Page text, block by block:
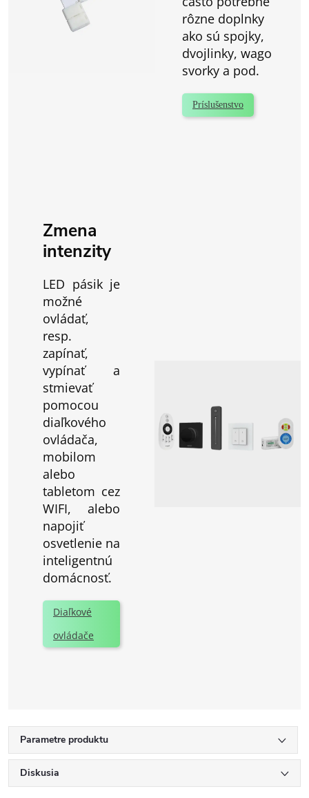
rôzne doplnky
ako sú spojky,
dvojlinky, wago
svorky a pod.
Príslušenstvo
Zmena
intenzity
LED pásik je
možné
ovládať,
resp.
zapínať,
vypínať a
stmievať
pomocou
diaľkového
ovládača,
mobilom
alebo
tabletom cez
WIFI, alebo
napojiť
osvetlenie na
inteligentnú
domácnosť.
Diaľkové
ovládače
Parametre produktu
Diskusia